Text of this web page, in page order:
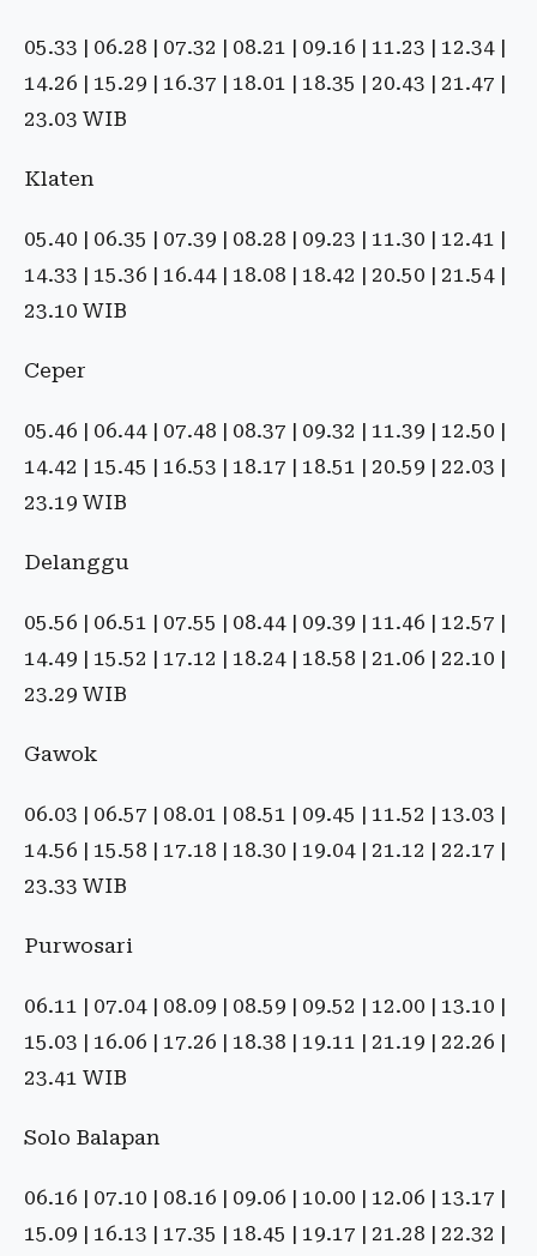
05.33 | 06.28 | 07.32 | 08.21 | 09.16 | 11.23 | 12.34 |
14.26 | 15.29 | 16.37 | 18.01 | 18.35 | 20.43 | 21.47 |
23.03 WIB
Klaten
05.40 | 06.35 | 07.39 | 08.28 | 09.23 | 11.30 | 12.41 |
14.33 | 15.36 | 16.44 | 18.08 | 18.42 | 20.50 | 21.54 |
23.10 WIB
Ceper
05.46 | 06.44 | 07.48 | 08.37 | 09.32 | 11.39 | 12.50 |
14.42 | 15.45 | 16.53 | 18.17 | 18.51 | 20.59 | 22.03 |
23.19 WIB
Delanggu
05.56 | 06.51 | 07.55 | 08.44 | 09.39 | 11.46 | 12.57 |
14.49 | 15.52 | 17.12 | 18.24 | 18.58 | 21.06 | 22.10 |
23.29 WIB
Gawok
06.03 | 06.57 | 08.01 | 08.51 | 09.45 | 11.52 | 13.03 |
14.56 | 15.58 | 17.18 | 18.30 | 19.04 | 21.12 | 22.17 |
23.33 WIB
Purwosari
06.11 | 07.04 | 08.09 | 08.59 | 09.52 | 12.00 | 13.10 |
15.03 | 16.06 | 17.26 | 18.38 | 19.11 | 21.19 | 22.26 |
23.41 WIB
Solo Balapan
06.16 | 07.10 | 08.16 | 09.06 | 10.00 | 12.06 | 13.17 |
15.09 | 16.13 | 17.35 | 18.45 | 19.17 | 21.28 | 22.32 |